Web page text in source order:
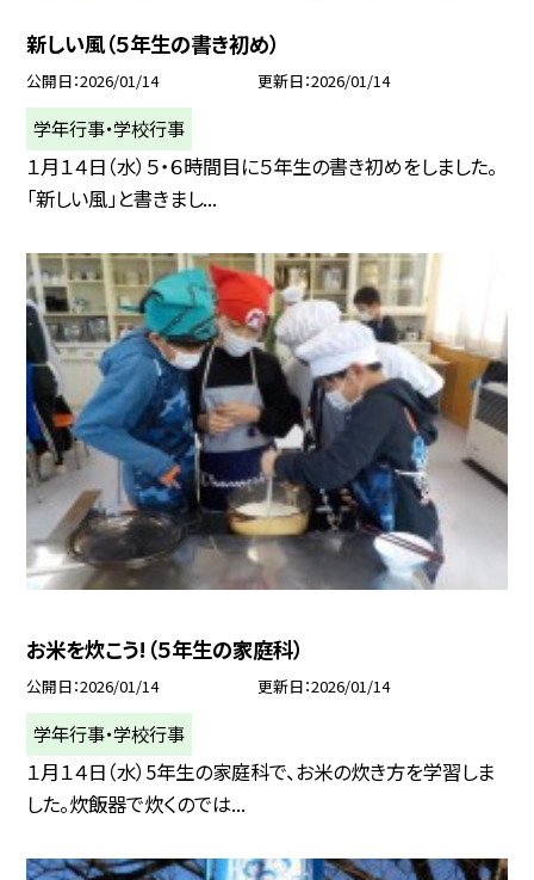
新しい風（５年生の書き初め）
公開日 2026/01/14 更新日 2026/01/14
学年行事・学校行事
１月１４日（水）５・６時間目に５年生の書き初めをしました。
「新しい風」と書きまし...
お米を炊こう!（５年生の家庭科）
公開日 2026/01/14 更新日 2026/01/14
学年行事・学校行事
１月１４日（水）5年生の家庭科で、お米の炊き方を学習しま
した。炊飯器で炊くのでは...